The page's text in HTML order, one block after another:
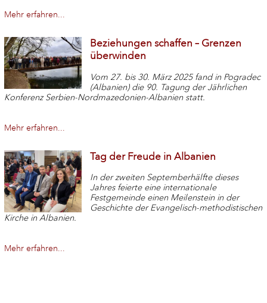
Mehr erfahren...
Beziehungen schaffen – Grenzen
überwinden
Vom 27. bis 30. März 2025 fand in Pogradec
(Albanien) die 90. Tagung der Jährlichen
Konferenz Serbien-Nordmazedonien-Albanien statt.
Mehr erfahren...
Tag der Freude in Albanien
In der zweiten Septemberhälfte dieses
Jahres feierte eine internationale
Festgemeinde einen Meilenstein in der
Geschichte der Evangelisch-methodistischen
Kirche in Albanien.
Mehr erfahren...